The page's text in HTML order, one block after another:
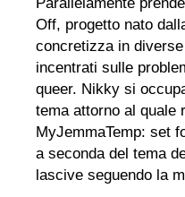
Off, progetto nato
concretizza in
incentrati sulle
queer. Nikky si
tema attorno al quale
MyJemmaTemp: set
a seconda del tema
lascive seguendo la